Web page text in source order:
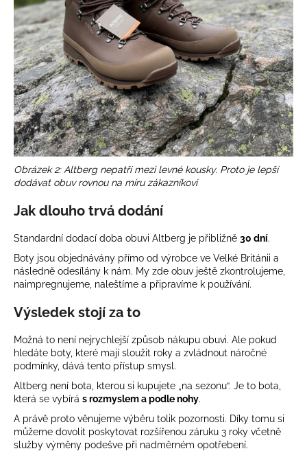
Obrázek 2: Altberg nepatří mezi levné kousky. Proto je lepší
dodávat obuv rovnou na míru zákazníkovi
Jak dlouho trvá dodání
Standardní dodací doba obuvi Altberg je přibližně 30 dní.
Boty jsou objednávány přímo od výrobce ve Velké Británii a
následně odesílány k nám. My zde obuv ještě zkontrolujeme,
naimpregnujeme, naleštíme a připravíme k používání.
Výsledek stojí za to
Možná to není nejrychlejší způsob nákupu obuvi. Ale pokud
hledáte boty, které mají sloužit roky a zvládnout náročné
podmínky, dává tento přístup smysl.
Altberg není bota, kterou si kupujete „na sezonu“. Je to bota,
která se vybírá s rozmyslem a podle nohy.
A právě proto věnujeme výběru tolik pozornosti. Díky tomu si
můžeme dovolit poskytovat rozšířenou záruku 3 roky včetně
služby výměny podešve při nadměrném opotřebení.